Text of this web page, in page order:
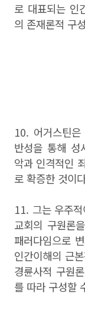
로 대표되는 인
의 존재론적 구
10. 어거스틴
반성을 통해 성
악과 인격적인
로 확증한 것이
11. 그는 우주
교회의 구원론
패러다임으로
인간이해의 근
경륜사적 구원
를 따라 구성할